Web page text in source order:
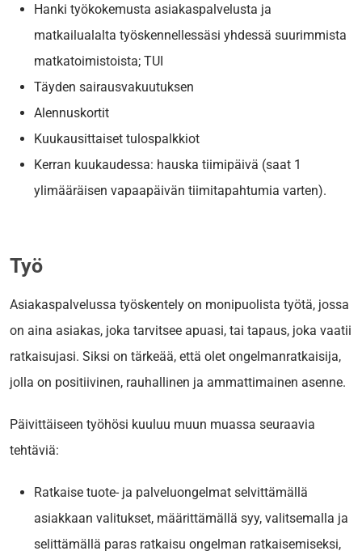
Hanki työkokemusta asiakaspalvelusta ja
matkailualalta työskennellessäsi yhdessä suurimmista
matkatoimistoista; TUI
Täyden sairausvakuutuksen
Alennuskortit
Kuukausittaiset ​​tulospalkkiot
Kerran kuukaudessa: hauska tiimipäivä (saat 1
ylimääräisen vapaapäivän tiimitapahtumia varten).
Työ
Asiakaspalvelussa työskentely on monipuolista työtä, jossa
on aina asiakas, joka tarvitsee apuasi, tai tapaus, joka vaatii
ratkaisujasi. Siksi on tärkeää, että olet ongelmanratkaisija,
jolla on positiivinen, rauhallinen ja ammattimainen asenne.
Päivittäiseen työhösi kuuluu muun muassa seuraavia
tehtäviä:
Ratkaise tuote- ja palveluongelmat selvittämällä
asiakkaan valitukset, määrittämällä syy, valitsemalla ja
selittämällä paras ratkaisu ongelman ratkaisemiseksi,